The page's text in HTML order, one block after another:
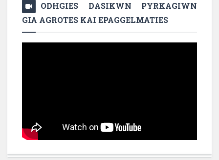
ODHGIES DASIKWN PYRKAGIWN
GIA AGROTES KAI EPAGGELMATIES